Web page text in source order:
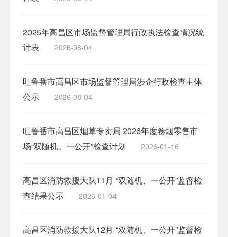
2025年高昌区市场监督管理局行政执法检查情况统
计表
2026-08-04
吐鲁番市高昌区市场监督管理局涉企行政检查主体
公示
2026-08-04
吐鲁番市高昌区烟草专卖局 2026年度卷烟零售市
场“双随机、一公开”检查计划
2026-01-16
高昌区消防救援大队11月 “双随机、一公开”监督检
查结果公示
2026-01-04
高昌区消防救援大队12月 “双随机、一公开”监督检